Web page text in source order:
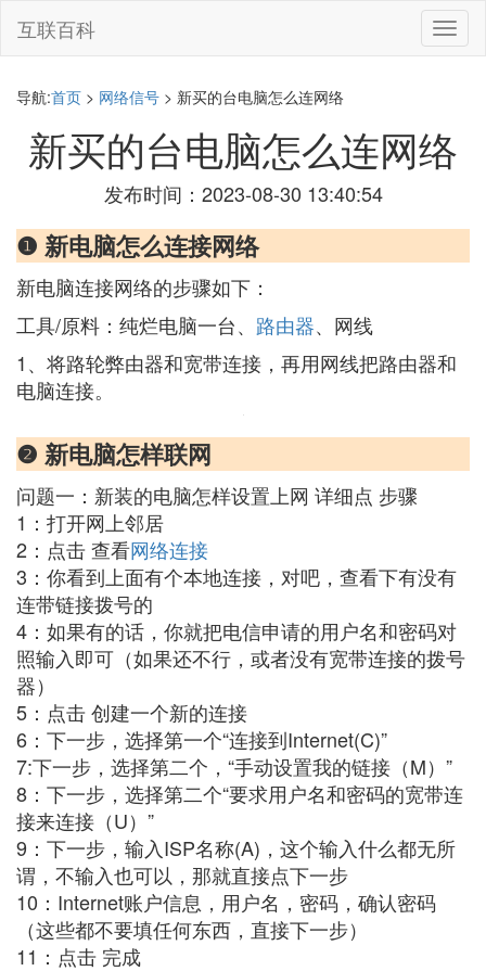
切
换
互联百科
导航:首页 > 网络信号 > 新买的台电脑怎么连网络
新买的台电脑怎么连网络
发布时间：2023-08-30 13:40:54
❶ 新电脑怎么连接网络
新电脑连接网络的步骤如下：
工具/原料：纯烂电脑一台、 路由器、网线
1、将路轮弊由器和宽带连接，再用网线把路由器和
电脑连接。
❷ 新电脑怎样联网
问题一：新装的电脑怎样设置上网 详细点 步骤
1：打开网上邻居
2：点击 查看网络连接
3：你看到上面有个本地连接，对吧，查看下有没有
连带链接拨号的
4：如果有的话，你就把电信申请的用户名和密码对
照输入即可（如果还不行，或者没有宽带连接的拨号
器）
5：点击 创建一个新的连接
6：下一步，选择第一个“连接到Internet(C)”
7:下一步，选择第二个，“手动设置我的链接（M）”
8：下一步，选择第二个“要求用户名和密码的宽带连
接来连接（U）”
9：下一步，输入ISP名称(A)，这个输入什么都无所
谓，不输入也可以，那就直接点下一步
10：Internet账户信息，用户名，密码，确认密码
（这些都不要填任何东西，直接下一步）
11：点击 完成